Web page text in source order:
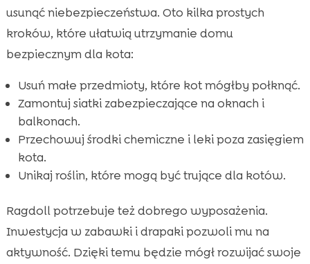
usunąć niebezpieczeństwa. Oto kilka prostych
kroków, które ułatwią utrzymanie domu
bezpiecznym dla kota:
Usuń małe przedmioty, które kot mógłby połknąć.
Zamontuj siatki zabezpieczające na oknach i
balkonach.
Przechowuj środki chemiczne i leki poza zasięgiem
kota.
Unikaj roślin, które mogą być trujące dla kotów.
Ragdoll potrzebuje też dobrego wyposażenia.
Inwestycja w zabawki i drapaki pozwoli mu na
aktywność. Dzięki temu będzie mógł rozwijać swoje